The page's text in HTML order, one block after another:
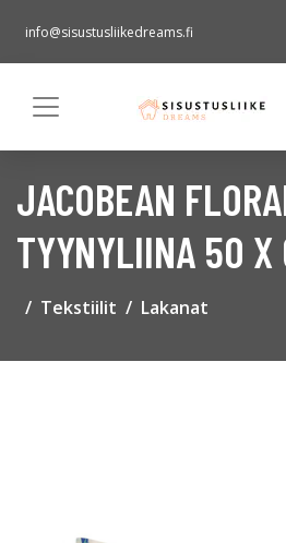
info@sisustusliikedreams.fi
JACOBEAN
TYYNYLIINA 50 X
Tekstiilit Lakanat